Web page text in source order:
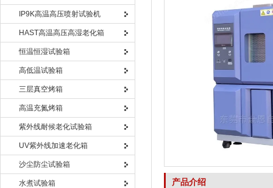
IP9K高温高压喷射试验机
HAST高温高压高湿老化箱
恒温恒湿试验箱
高低温试验箱
三层真空烤箱
高温充氮烤箱
紫外线耐候老化试验箱
UV紫外线加速老化箱
沙尘防尘试验箱
水煮试验箱 产品介绍